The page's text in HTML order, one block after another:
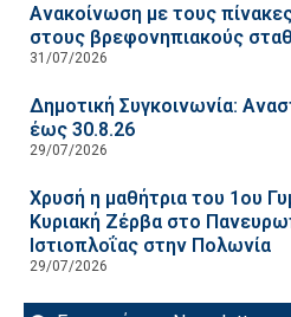
Ανακοίνωση με τους
στους βρεφονηπιακούς
31/07/2026
Δημοτική Συγκοινωνία:
έως 30.8.26
29/07/2026
Χρυσή η μαθήτρια του 1ου
Κυριακή Ζέρβα στο
Ιστιοπλοΐας στην Πολωνία
29/07/2026